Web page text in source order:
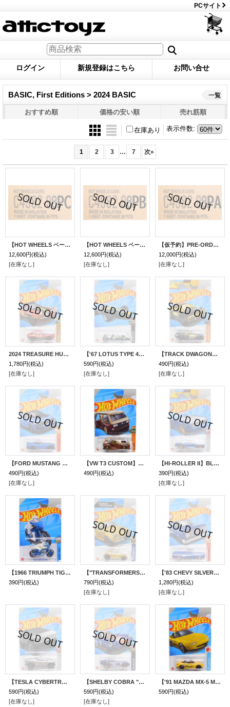
PCサイト
ログイン 新規登録はこちら お問い合せ
BASIC, First Editions > 2024 BASIC 一覧
おすすめ順 価格の安い順 売れ筋順
表示件数:
在庫あり
1 2 3 ... 7 次»
【HOT WHEELS ベーシック 2025 "C"アソート 36台入り (国内流通版)】 (お取り置き不可）(2025年2月末入荷予定）
12,600円(税込)
[在庫なし]
【HOT WHEELS ベーシック 2025 "B"アソート 36台入り (国内流通版)】 (お取り置き不可）(2025年1月末入荷予定）
12,600円(税込)
[在庫なし]
【仮予約】PRE-ORDER 【HOT WHEELS ベーシック 2025 "A"アソート 36台入り (国内流通版)】 (お取り置き不可）(2025年1月初旬入荷予定）
12,000円(税込)
[在庫なし]
2024 TREASURE HUNTS 【PORSCHE 928S SAFARI】RED/5SP (予約不可）
1,780円(税込)
[在庫なし]
【'67 LOTUS TYPE 49 (#4)】GREEN/L4 (NEW CAST)
590円(税込)
[在庫なし]
【TRACK DWAGON】BLACK/DD-DD8 (NEW CAST)
490円(税込)
[在庫なし]
【FORD MUSTANG DARK HORSE】FLAT BLUE/Y5 (NEW CAST)
490円(税込)
[在庫なし]
【VW T3 CUSTOM】BROWN/DD (NEW CAST)
490円(税込)
【HI-ROLLER II】BLUE-ZAMAC/10SP(NEW CAST)
390円(税込)
[在庫なし]
【1966 TRIUMPH TIGER 100】BLUE(NEW CAST)
390円(税込)
【"TRANSFORMERS" BUMBLEBEE】GOLD/DD8 (NEW シャ－シ)
790円(税込)
[在庫なし]
【'83 CHEVY SILVERADO】BLUE/PR5 (お一人様1点まで）
1,280円(税込)
[在庫なし]
【TESLA CYBERTRUCK】ZAMAC/BLOR
590円(税込)
[在庫なし]
【SHELBY COBRA "DAYTONA" COUPE (GULF)】DK.BLUE/5SP
590円(税込)
[在庫なし]
【'91 MAZDA MX-5 MIATA】YELLOW/PR5
590円(税込)